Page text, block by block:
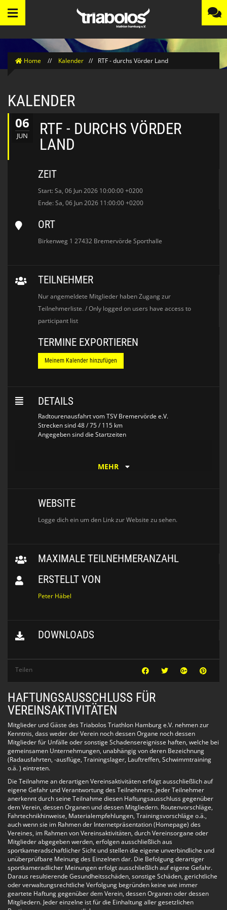
Home // Kalender // RTF - durchs Vörder Land
KALENDER
06
JUN
RTF - DURCHS VÖRDER
LAND
ZEIT
Start: Sa, 06 Jun 2026 10:00:00 +0200
Ende: Sa, 06 Jun 2026 11:00:00 +0200
ORT
Birkenweg 1 27432 Bremervörde Sporthalle
TEILNEHMER
Nur angemeldete Mitglieder haben Zugang zur
Teilnehmerliste. / Only logged on users have access to
participant list
TERMINE EXPORTIEREN
Meinem Kalender hinzufügen
MEHR
DETAILS
Radtourenausfahrt vom TSV Bremervörde e.V.
Strecken sind 48 / 75 / 115 km
Angegeben sind die Startzeiten
WEBSITE
Logge dich ein um den Link zur Website zu sehen.
MAXIMALE TEILNEHMERANZAHL
ERSTELLT VON
Peter Häbel
DOWNLOADS
Teilen
HAFTUNGSAUSSCHLUSS FÜR
VEREINSAKTIVITÄTEN
Mitglieder und Gäste des Triabolos Triathlon Hamburg e.V. nehmen zur
Kenntnis, dass weder der Verein noch dessen Organe noch dessen
Mitglieder für Unfälle oder sonstige Schadensereignisse haften, welche bei
gemeinsamen Unternehmungen, unabhängig von deren Bezeichnung
(Radausfahrten, -ausflüge, Trainingslager, Lauftreffen, Schwimmtraining
o.ä. ) eintreten.
Die Teilnahme an derartigen Vereinsaktivitäten erfolgt ausschließlich auf
eigene Gefahr und Verantwortung des Teilnehmers. Jeder Teilnehmer
anerkennt durch seine Teilnahme diesen Haftungsausschluss gegenüber
dem Verein, dessen Organen und dessen Mitgliedern. Routenvorschläge,
Fahrtechnikhinweise, Materialempfehlungen, Trainingsvorschläge o.ä.,
auch wenn sie im Rahmen der Internetpräsentation (Homepage) des
Vereines, im Rahmen von Vereinsaktivitäten, durch Vereinsorgane oder
Mitglieder abgegeben werden, erfolgen ausschließlich aus
sportkameradschaftlicher Sicht und stellen die eigene unverbindliche und
unüberprüfbare Meinung des Einzelnen dar. Die Befolgung derartiger
sportkameradlicher Meinungen erfolgt ausschließlich auf eigene Gefahr.
Daraus resultierende Gesundheitsschäden, sonstige Schäden, gerichtliche
oder verwaltungsrechtliche Verfolgung begründen keine wie immer
geartete Haftung gegenüber dem Verein, dessen Organen oder dessen
Mitgliedern. Jeder einzelne ist für die Einhaltung aller gesetzlichen